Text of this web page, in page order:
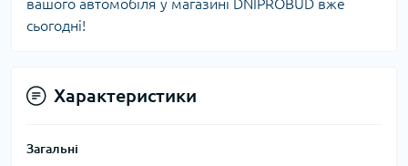
вашого автомобіля у магазині DNIPROBUD вже
сьогодні!
Характеристики
Загальні